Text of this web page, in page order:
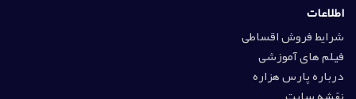
اطلاعات
شرایط فروش اقساطی
فیلم های آموزشی
درباره پارس هزاره